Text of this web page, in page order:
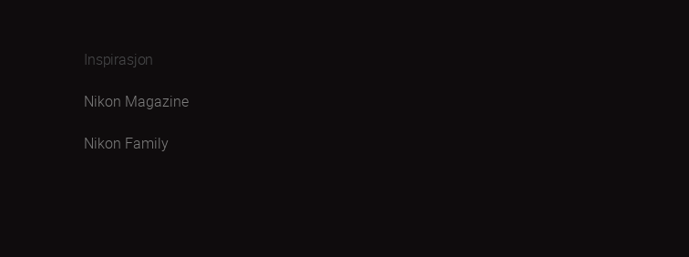
Inspirasjon
Nikon Magazine
Nikon Family